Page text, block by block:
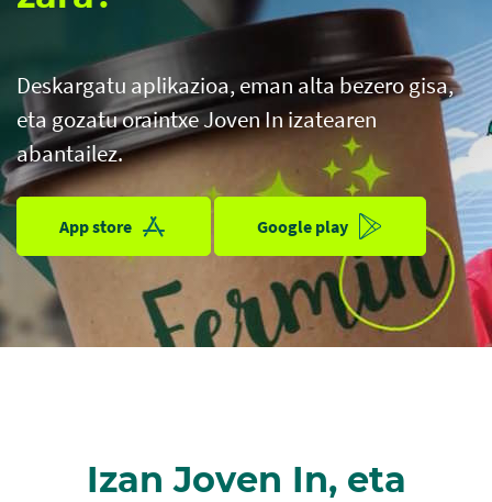
Deskargatu aplikazioa, eman alta bezero gisa,
eta gozatu oraintxe Joven In izatearen
abantailez.
App store Google play
Izan Joven In, eta